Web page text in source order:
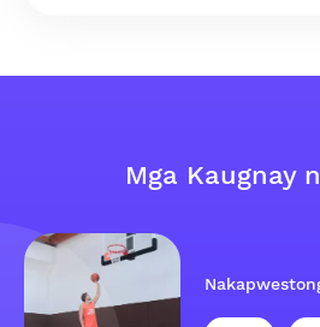
Mga Kaugnay